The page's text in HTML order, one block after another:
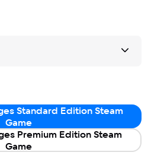
Standard Edition Steam
Game
Premium Edition Steam
Game